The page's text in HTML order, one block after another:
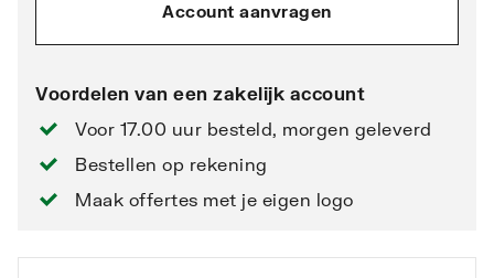
Account aanvragen
Voordelen van een zakelijk account
Voor 17.00 uur besteld, morgen geleverd
Bestellen op rekening
Maak offertes met je eigen logo